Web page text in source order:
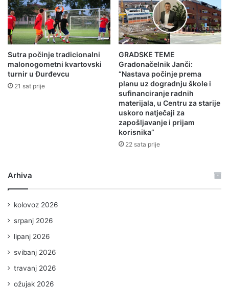
Sutra počinje tradicionalni
malonogometni kvartovski
turnir u Đurđevcu
21 sat prije
GRADSKE TEME
Gradonačelnik Janči:
“Nastava počinje prema
planu uz dogradnju škole i
sufinanciranje radnih
materijala, u Centru za starije
uskoro natječaji za
zapošljavanje i prijam
korisnika”
22 sata prije
Arhiva
kolovoz 2026
srpanj 2026
lipanj 2026
svibanj 2026
travanj 2026
ožujak 2026